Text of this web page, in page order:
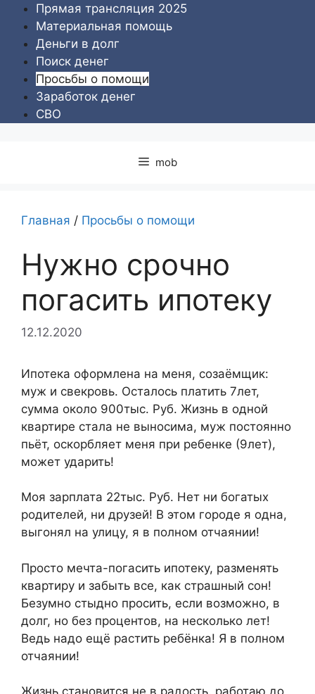
Перейти
содержимому
Прямая трансляция 2025
Материальная помощь
Деньги в долг
Поиск денег
Просьбы о помощи
Заработок денег
СВО
mob
Главная / Просьбы о помощи
Нужно срочно
погасить ипотеку
12.12.2020
Ипотека оформлена на меня, созаёмщик:
муж и свекровь. Осталось платить 7лет,
сумма около 900тыс. Руб. Жизнь в одной
квартире стала не выносима, муж постоянно
пьёт, оскорбляет меня при ребенке (9лет),
может ударить!
Моя зарплата 22тыс. Руб. Нет ни богатых
родителей, ни друзей! В этом городе я одна,
выгонял на улицу, я в полном отчаянии!
Просто мечта-погасить ипотеку, разменять
квартиру и забыть все, как страшный сон!
Безумно стыдно просить, если возможно, в
долг, но без процентов, на несколько лет!
Ведь надо ещё растить ребёнка! Я в полном
отчаянии!
Жизнь становится не в радость, работаю до